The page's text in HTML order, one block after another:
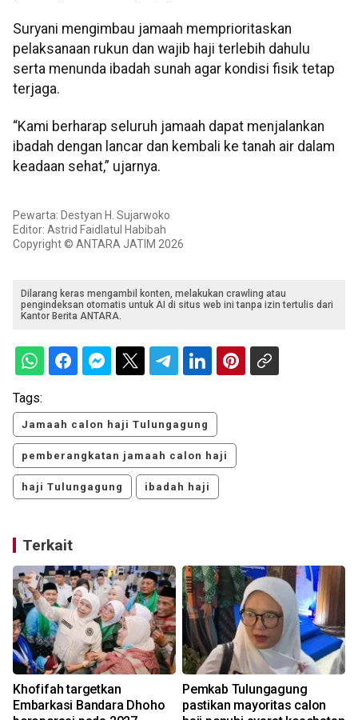
Suryani mengimbau jamaah memprioritaskan
pelaksanaan rukun dan wajib haji terlebih dahulu
serta menunda ibadah sunah agar kondisi fisik tetap
terjaga.
“Kami berharap seluruh jamaah dapat menjalankan
ibadah dengan lancar dan kembali ke tanah air dalam
keadaan sehat,” ujarnya.
Pewarta: Destyan H. Sujarwoko
Editor: Astrid Faidlatul Habibah
Copyright © ANTARA JATIM 2026
Dilarang keras mengambil konten, melakukan crawling atau
pengindeksan otomatis untuk AI di situs web ini tanpa izin tertulis dari
Kantor Berita ANTARA.
Tags:
Jamaah calon haji Tulungagung
pemberangkatan jamaah calon haji
haji Tulungagung ibadah haji
Terkait
Khofifah targetkan
Embarkasi Bandara Dhoho
Pemkab Tulungagung
pastikan mayoritas calon